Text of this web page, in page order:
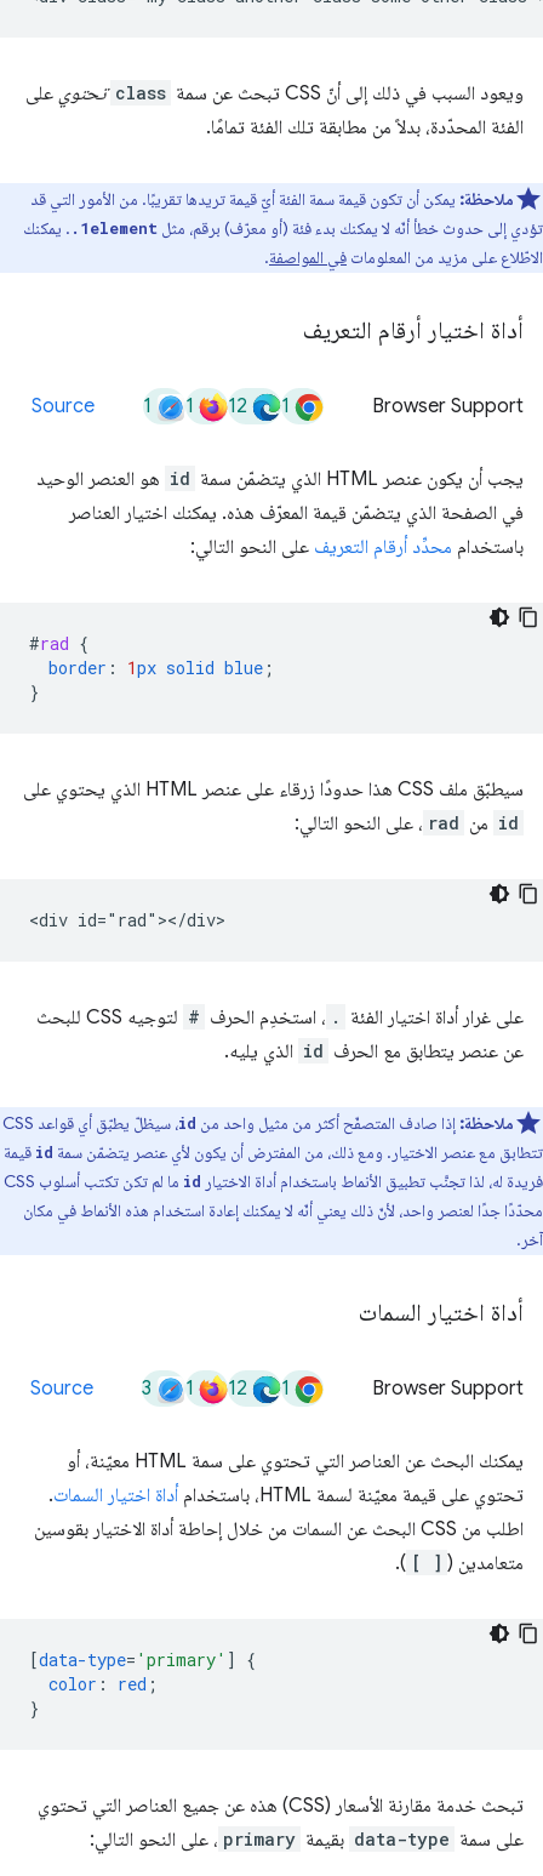
ويعود السبب في ذلك إلى أنّ CSS تبحث عن سمة class تحتوي على
الفئة المحدّدة، بدلاً من مطابقة تلك الفئة تمامًا.
ملاحظة: يمكن أن تكون قيمة سمة الفئة أيّ قيمة تريدها تقريبًا. من الأمور التي قد
تؤدي إلى حدوث خطأ أنّه لا يمكنك بدء فئة (أو معرّف) برقم، مثل .1element . يمكنك
الاطّلاع على مزيد من المعلومات في المواصفة.
أداة اختيار أرقام التعريف
Browser Support
1
12
1
1
Source
يجب أن يكون عنصر HTML الذي يتضمّن سمة id هو العنصر الوحيد
في الصفحة الذي يتضمّن قيمة المعرّف هذه. يمكنك اختيار العناصر
باستخدام محدِّد أرقام التعريف على النحو التالي:
#rad {
border : 1px solid blue ;
}
سيطبّق ملف CSS هذا حدودًا زرقاء على عنصر HTML الذي يحتوي على
id من rad ، على النحو التالي:
على غرار أداة اختيار الفئة . ، استخدِم الحرف #
لتوجيه CSS للبحث
عن عنصر يتطابق مع الحرف id الذي يليه.
ملاحظة: إذا صادف المتصفّح أكثر من مثيل واحد من id
، سيظلّ يطبّق أي قواعد CSS
تتطابق مع عنصر الاختيار. ومع ذلك، من المفترض أن يكون لأي عنصر يتضمّن سمة id قيمة
فريدة له، لذا تجنَّب تطبيق الأنماط باستخدام أداة الاختيار id
ما لم تكن تكتب أسلوب CSS
محدّدًا جدًا لعنصر واحد، لأنّ ذلك يعني أنّه لا يمكنك إعادة استخدام هذه الأنماط في مكان
آخر.
أداة اختيار السمات
Browser Support
1
12
1
3
Source
يمكنك البحث عن العناصر التي تحتوي على سمة HTML معيّنة، أو
تحتوي على قيمة معيّنة لسمة HTML، باستخدام
أداة اختيار السمات.
اطلب من CSS البحث عن السمات من خلال إحاطة أداة الاختيار بقوسين
متعامدين ( [ ]
).
[data-type= 'primary' ]
{
color : red ;
}
تبحث خدمة مقارنة الأسعار (CSS) هذه عن جميع العناصر التي تحتوي
على سمة data-type بقيمة primary ، على النحو التالي: